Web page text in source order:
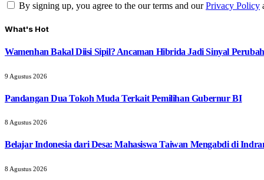
By signing up, you agree to the our terms and ourPrivacy Policy
What's Hot
Wamenhan Bakal Diisi Sipil? Ancaman Hibrida Jadi Sinyal
9 Agustus 2026
Pandangan Dua Tokoh Muda Terkait Pemilihan Gubernur BI
8 Agustus 2026
Belajar Indonesia dari Desa: Mahasiswa Taiwan Mengabdi di
8 Agustus 2026